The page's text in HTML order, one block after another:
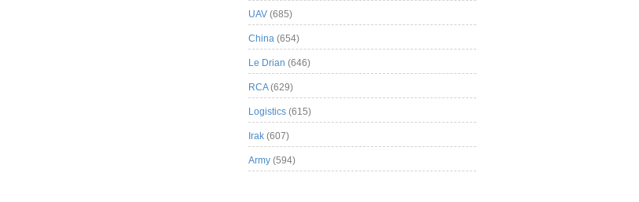
UAV (685)
China (654)
Le Drian (646)
RCA(629)
Logistics (615)
Irak (607)
Army (594)